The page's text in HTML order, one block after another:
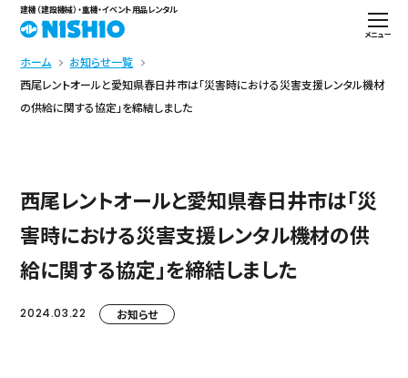
建機（建設機械）・重機・イベント用品レンタル
メニュー
ホーム
お知らせ一覧
西尾レントオールと愛知県春日井市は「災害時における災害支援レンタル機材
の供給に関する協定」を締結しました
西尾レントオールと愛知県春日井市は「災
害時における災害支援レンタル機材の供
給に関する協定」を締結しました
2024.03.22 お知らせ